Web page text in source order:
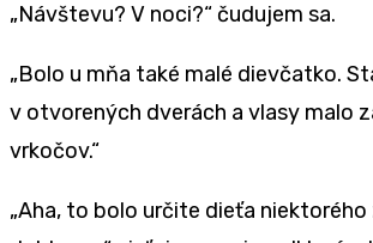
„Návštevu? V noci?“ čudujem sa.
„Bolo u mňa také malé dievčatko.
v otvorených dverách a vlasy malo
vrkočov.“
„Aha, to bolo určite dieťa niektorého